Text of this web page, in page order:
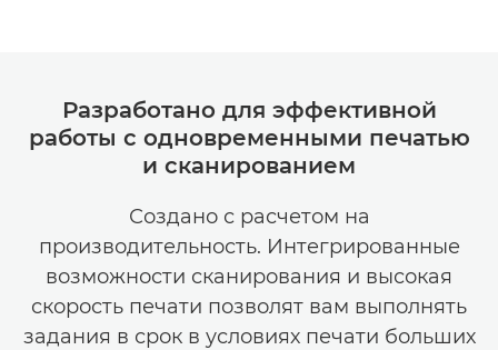
Разработано для эффективной
работы с одновременными печатью
и сканированием
Создано с расчетом на
производительность. Интегрированные
возможности сканирования и высокая
скорость печати позволят вам выполнять
задания в срок в условиях печати больших